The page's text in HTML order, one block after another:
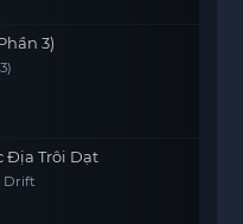
3)
Địa Trôi Dạt
Drift